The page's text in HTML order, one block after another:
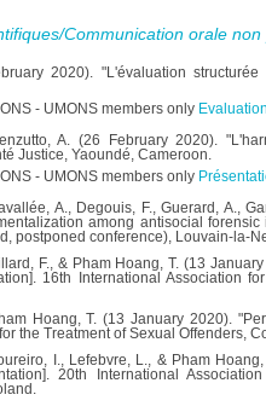
Communication orale
2020). "L'évaluation
A. (26 February 2020).
Justice, Yaoundé, Cameroon.
A., Degouis, F., Guerard, A.,
among antisocial
postponed conference), Louvain-la-
F., & Pham Hoang, T. (13
16th International Association
Hoang, T. (13 January 2020).
the Treatment of Sexual Offenders,
I., Lefebvre, L., & Pham
20th International